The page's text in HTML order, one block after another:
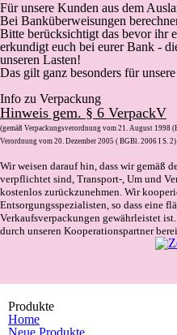
Für unsere Kunden aus dem
Bei Banküberweisungen
Bitte berücksichtigt das bevor ihr
erkundigt euch bei eurer Bank -
unseren Lasten!
Das gilt ganz besonders für
Info zu Verpackung
Hinweis gem. § 6 VerpackV
(gemäß Verpackungsverordnung vom 21. August 1998
Verordnung vom 20. Dezember 2005 ( BGBl. 2006 I S. 2)
Wir weisen darauf hin, dass wir gemäß
verpflichtet sind, Transport-, Um und
kostenlos zurückzunehmen. Wir
Entsorgungsspezialisten, so dass eine
Verkaufsverpackungen gewährleistet ist.
durch unseren Kooperationspartner
Produkte
Home
Neue Produkte